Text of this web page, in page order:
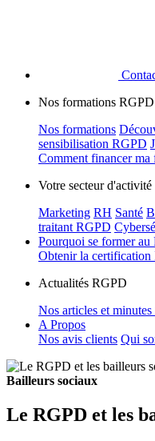
Nos formations RGPD
Nos formations
sensibilisation RGPD
Comment financer
Votre secteur d'activité
Marketing RH Santé
traitant RGPD
Pourquoi se former au
Obtenir la certification
Actualités RGPD
Nos articles et
A Propos
Nos avis clients Qui
Bailleurs sociaux
Le RGPD et les